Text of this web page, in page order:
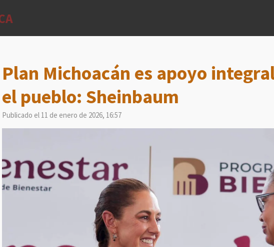
Plan Michoacán es apoyo
el pueblo: Sheinbaum
Publicado el 11 de enero de 2026, 16:57